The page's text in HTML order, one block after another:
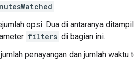
.
opsi. Dua di antaranya
filters di bagian ini.
penayangan dan jumlah waktu